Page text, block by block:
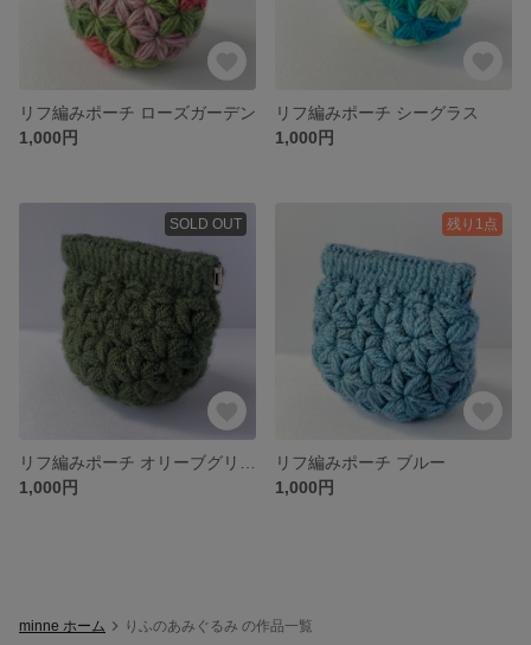
リフ編みポーチ ローズガーデン
1,000円
リフ編みポーチ シーグラス
1,000円
SOLD OUT
1,000円
残り1点
リフ編みポーチ ブルー
1,000円
minne ホーム りふのあみぐるみ の作品一覧